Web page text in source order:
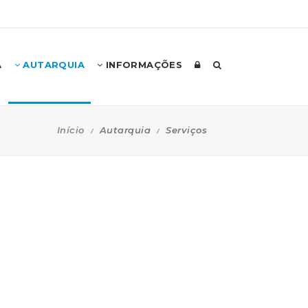
AUTARQUIA INFORMAÇÕES
Início Autarquia Serviços